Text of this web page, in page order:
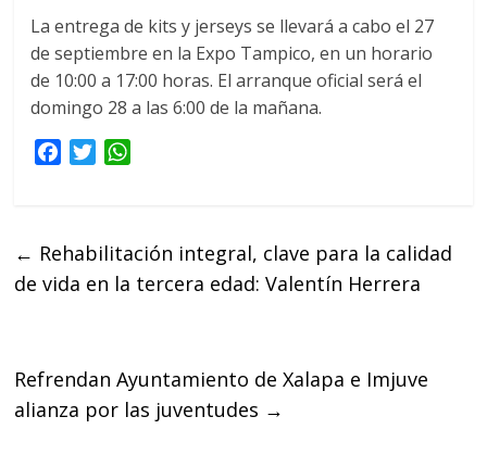
La entrega de kits y jerseys se llevará a cabo el 27
de septiembre en la Expo Tampico, en un horario
de 10:00 a 17:00 horas. El arranque oficial será el
domingo 28 a las 6:00 de la mañana.
b
o
T
t
e
s
A
← Rehabilitación integral, clave para la calidad
de vida en la tercera edad: Valentín Herrera
Refrendan Ayuntamiento de Xalapa e Imjuve
alianza por las juventudes →